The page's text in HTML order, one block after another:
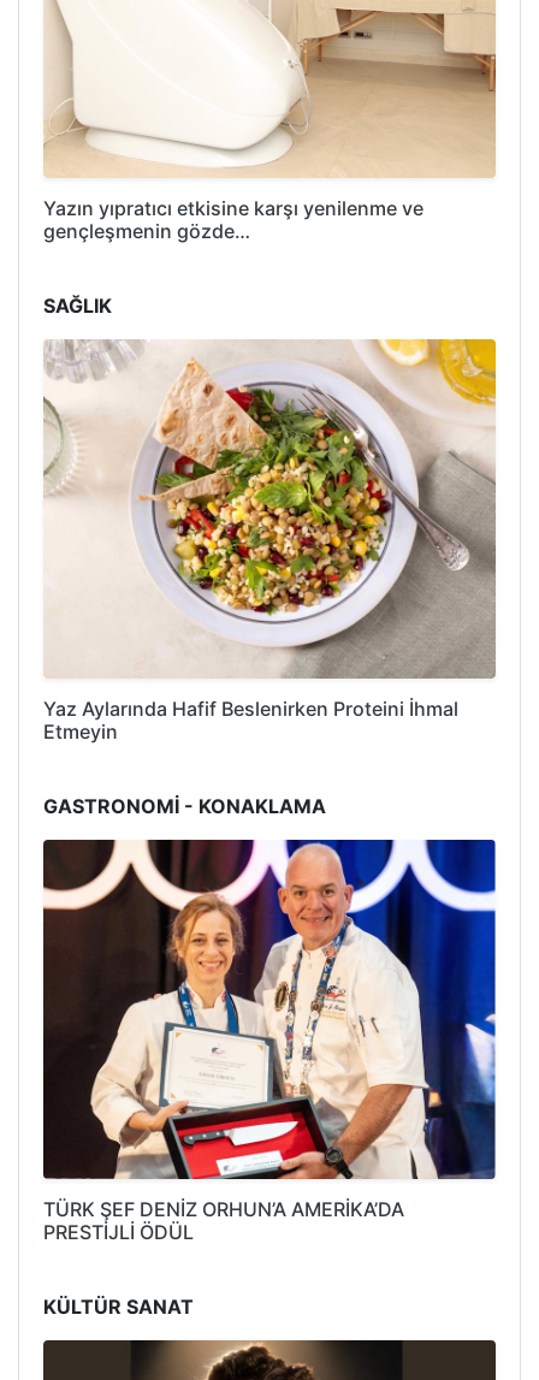
Yazın yıpratıcı etkisine karşı yenilenme ve
gençleşmenin gözde…
SAĞLIK
Yaz Aylarında Hafif Beslenirken Proteini İhmal
Etmeyin
GASTRONOMİ - KONAKLAMA
TÜRK ŞEF DENİZ ORHUN’A AMERİKA’DA
PRESTİJLİ ÖDÜL
KÜLTÜR SANAT